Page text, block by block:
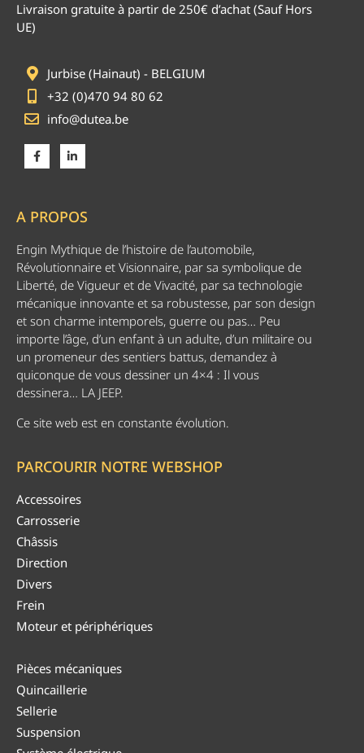
Livraison gratuite à partir de 250€ d’achat (Sauf Hors
UE)
Jurbise (Hainaut) - BELGIUM
+32 (0)470 94 80 62
info@dutea.be
A PROPOS
Engin Mythique de l’histoire de l’automobile,
Révolutionnaire et Visionnaire, par sa symbolique de
Liberté, de Vigueur et de Vivacité, par sa technologie
mécanique innovante et sa robustesse, par son design
et son charme intemporels, guerre ou pas… Peu
importe l’âge, d’un enfant à un adulte, d’un militaire ou
un promeneur des sentiers battus, demandez à
quiconque de vous dessiner un 4×4 : Il vous
dessinera… LA JEEP.
Ce site web est en constante évolution.
PARCOURIR NOTRE WEBSHOP
Accessoires
Carrosserie
Châssis
Direction
Divers
Frein
Moteur et périphériques
Pièces mécaniques
Quincaillerie
Sellerie
Suspension